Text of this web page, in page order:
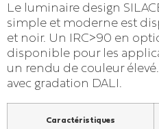
Le luminaire design
simple et moderne est
et noir. Un IRC>90 en
disponible pour les
un rendu de couleur
avec gradation DALI.
Caractéristiques